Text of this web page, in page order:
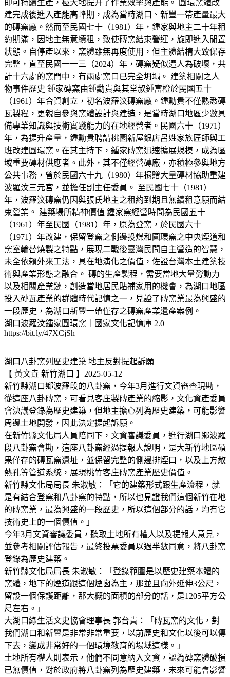
即可持續生產，極大地提升了作業效率與產能。 圓環窯體改
建完成後進入產能高峰期，成為當時湖口、新豐一帶產量最大
的磚窯廠。然而至民國七十（1981）年，鍾家與地主二十年租
約期滿，因地主無意續租，致使磚窯結束營運，旋即進入閒置
狀態。自停產以來，窯體雖無再度使用，但主體結構大致保存
完整，直至民國一一三（2024）年，磚窯疑似遭人為破壞，共
計十六處的窯門中，有兩處窯口已完全坍塌。 建築相關之人
物事件歷史 鍾家磚窯由鍾勳貴與其堂叔鍾富橙於民國五十
（1961）年合資創立，初名波羅汶磚窯廠。鍾勳貴不僅熟悉磚
瓦製程，更親自參與窯體設計與建造，是當時湖口地區少數具
備專業知識與技術實踐能力的在地經營者。民國六十（1971）
年，為提升產量，鍾勳貴聘請桃園新屋銀店呂姓家族匠師與工
班改建圓環窯。在其主持下，鍾家磚窯迅速擴展規模，成為區
域重要磚材供應者。此外，其不僅經營磚廠，亦積極參與地方
公共事務，曾於民國六十九（1980）年捐贈大量磚材協助重建
波羅汶三元宮，並擔任副主任委員。 至民國七十（1981）
年，波羅汶磚窯仍因與張氏地主之租約到期且無續租意願而結
束營業。 建築場所精神價值 鍾家窯經營時間為民國五十
（1961）年至民國（1981）年，原為登窯，於民國六十
（1971）年改建，保留登窯之側邊投煤和圓環窯之中央煙道和
窯室輪替燒製之特點，展現二戰後臺灣民間自主營造的智慧，
未全依賴外來工法，具在地演化之價值，佐證台灣本土建築技
術與產業形態之融合。 磚的生產製程，需要當地大量勞動力
以及相關產業鏈，創造當地居民貼補家用的機會，為湖口地區
投入磚瓦產業的群體時代記憶之一，見證了磚窯業最為興盛的
一段歷史，為湖口新豐一帶僅存之磚窯產業遺產案例。
湖口波羅汶鍾家圓環窯｜國家文化記憶庫 2.0
https://bit.ly/47XCjSh
湖口八卦窯列歷史建築 地主反對提起訴願
【 黃文垚 新竹湖口 】2025-05-12
新竹縣湖口鄉波羅段的八卦窯，今年3月進行文資審查現勘，
從這座八卦磚窯，可看見客庄製磚產業的縮影，文化資產委員
會決議登錄為歷史建築，但地主擔心列為歷史建築，可能影響
周邊土地開發，因此決定提起訴願。
在新竹縣文化局人員陪同下，文資審議委員，進行湖口鄉波羅
段八卦窯會勘，這座八卦窯經過提報人說明，是大新竹地區碩
果僅存的磚瓦窯遺址，並保留完整的側邊排煙口，以及上方散
熱孔等管道系統，展現桃竹客庄磚窯產業歷史價值。
新竹縣文化局局長 朱淑敏：「它的建築形式跟生產流程，就
是有結合登窯和八卦窯的特點，所以也見證我們這個新竹在地
的磚窯業，最為興盛的一段歷史，所以這個部分的話，均有它
技術史上的一個價值。」
今年3月文資審議委員，聽取土地所有權人以及提報人意見，
並參考相關評估報告，最終投票委員以過半數同意，將八卦窯
登錄為歷史建築。
新竹縣文化局局長 朱淑敏：「登錄範圍是以歷史建築本體的
窯體，地下的煙道跟這個煙囪為主，那並且向外延伸3公尺，
留設一個保護距離，那大概的面積的部分的話，是1205平方公
尺左右。」
大湖口綠生活文史協會理事長 郭台貴：「磚瓦窯的文化，對
我們湖口和新豐是非常非常重要，以前歷史和文化以後可以傳
下去，變成非常好的一個環境教育的場域這樣。」
土地所有權人則表示，他們不同意納入文資，認為磚窯體破損
已無價值，對於政府將八卦窯列為歷史建築，未來可能會影響